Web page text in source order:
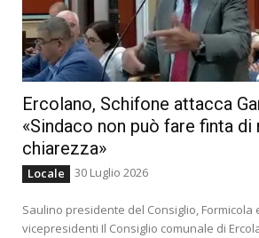
Ercolano, Schifone attacca
«Sindaco non può fare finta di
chiarezza»
Locale 30 Luglio 2026
Saulino presidente del Consiglio, Formicola
vicepresidenti Il Consiglio comunale di